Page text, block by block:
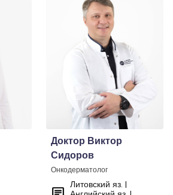
Доктор Виктор
Сидоров
Онкодерматолог
Литовский яз. |